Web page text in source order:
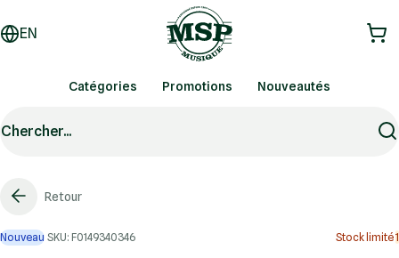
EN
Catégories Promotions Nouveautés
Chercher...
Retour
Nouveau SKU: F0149340346 Stock limité1